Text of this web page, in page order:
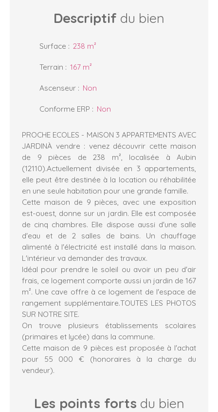
Descriptif du bien
Surface : 238 m²
Terrain : 167 m²
Ascenseur : Non
Conforme ERP : Non
PROCHE ECOLES - MAISON 3 APPARTEMENTS AVEC
JARDINÀ vendre : venez découvrir cette maison
de 9 pièces de 238 m², localisée à Aubin
(12110).Actuellement divisée en 3 appartements,
elle peut être destinée à la location ou réhabilitée
en une seule habitation pour une grande famille.
Cette maison de 9 pièces, avec une exposition
est-ouest, donne sur un jardin. Elle est composée
de cinq chambres. Elle dispose aussi d'une salle
d'eau et de 2 salles de bains. Un chauffage
alimenté à l'électricité est installé dans la maison.
L'intérieur va demander des travaux.
Idéal pour prendre le soleil ou avoir un peu d'air
frais, ce logement comporte aussi un jardin de 167
m². Une cave offre à ce logement de l'espace de
rangement supplémentaire.TOUTES LES PHOTOS
SUR NOTRE SITE.
On trouve plusieurs établissements scolaires
(primaires et lycée) dans la commune.
Cette maison de 9 pièces est proposée à l'achat
pour 55 000 € (honoraires à la charge du
vendeur).
Les points forts du bien